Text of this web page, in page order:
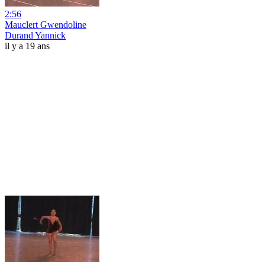
2:56
Mauclert Gwendoline
Durand Yannick
il y a 19 ans